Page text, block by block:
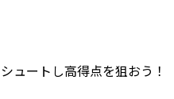
ュートし高得点を狙おう！